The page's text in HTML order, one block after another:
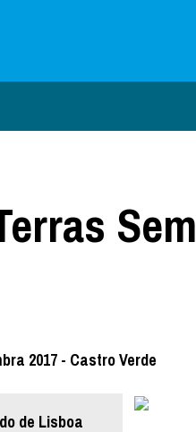
2017 - Castro Verde
de Lisboa